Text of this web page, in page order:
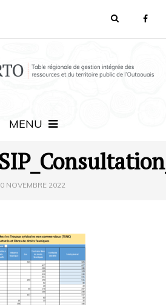
MENU
NOVEMBRE 2022